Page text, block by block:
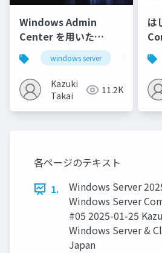
Windows Admin
Center を用いた
VMware 仮想マシンの
Hyper-V 環境への移行
windows server
Kazuki
Takai
11.2K
は
各ページのテキスト
1.
Windows Server
Windows Server
#05 2025-01-25
Windows Server &
Japan